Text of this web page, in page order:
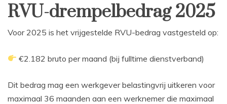
RVU-drempelbedrag 2025
Voor 2025 is het vrijgestelde RVU-bedrag vastgesteld op:
€2.182 bruto per maand (bij fulltime dienstverband)
Dit bedrag mag een werkgever belastingvrij uitkeren voor
maximaal 36 maanden aan een werknemer die maximaal